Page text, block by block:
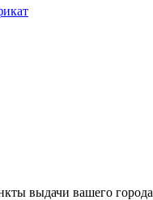
выдачи вашего города